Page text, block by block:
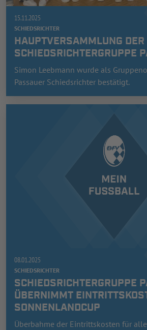
15.11.2025
SCHIEDSRICHTER
HAUPTVERSAMMLUNG DER
SCHIEDSRICHTERGRUPPE
Simon Leebmann wurde als
Passauer Schiedsrichter bestätigt.
08.01.2025
SCHIEDSRICHTER
SCHIEDSRICHTERGRUPPE
ÜBERNIMMT
SONNENLANDCUP
Überbahme der Eintrittskosten für